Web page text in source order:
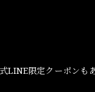
LINE限定クーポンも